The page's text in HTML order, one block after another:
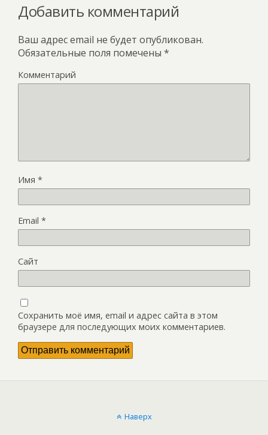
Добавить комментарий
Ваш адрес email не будет опубликован.
Обязательные поля помечены *
Комментарий
Имя *
Email *
Сайт
Сохранить моё имя, email и адрес сайта в этом
браузере для последующих моих комментариев.
Наверх